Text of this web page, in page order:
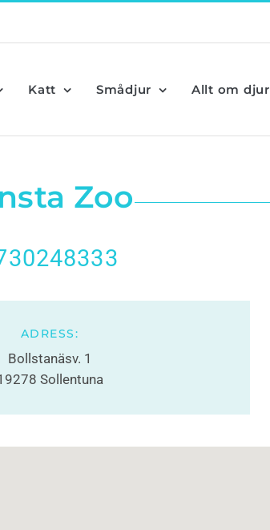
Katt Smådjur Allt om djur
Zoo
ADRESS:
Bollstanäsv. 1
Sollentuna